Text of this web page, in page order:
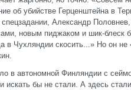
об убийстве Герценштейна в
Александр
новым пиджаком и шик-блеск
в Чухляндии скосить...» Но он
в автономной Финляндии с
искать бы не стали. А здесь